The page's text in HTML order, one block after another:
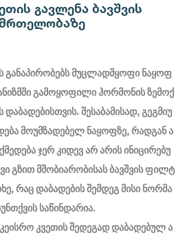
გავლენა ბავშვის
განაპირობებსმუცლადმყოფი ნაყოფ
გამოყოფილიჰორმონისზემოქ
დაბადებისთვის. შესაბამისად,გეგმიუ
მოუმზადებელ ნაყოფზე,რადგანა
ჯერკიდევარარისინიცირებუ
გზითმშობიარობისასბავშვისფილტ
,რაცდაბადებისშემდეგმისი ნორმა
საწინდარია.
კვეთისშედეგადდაბადებულა